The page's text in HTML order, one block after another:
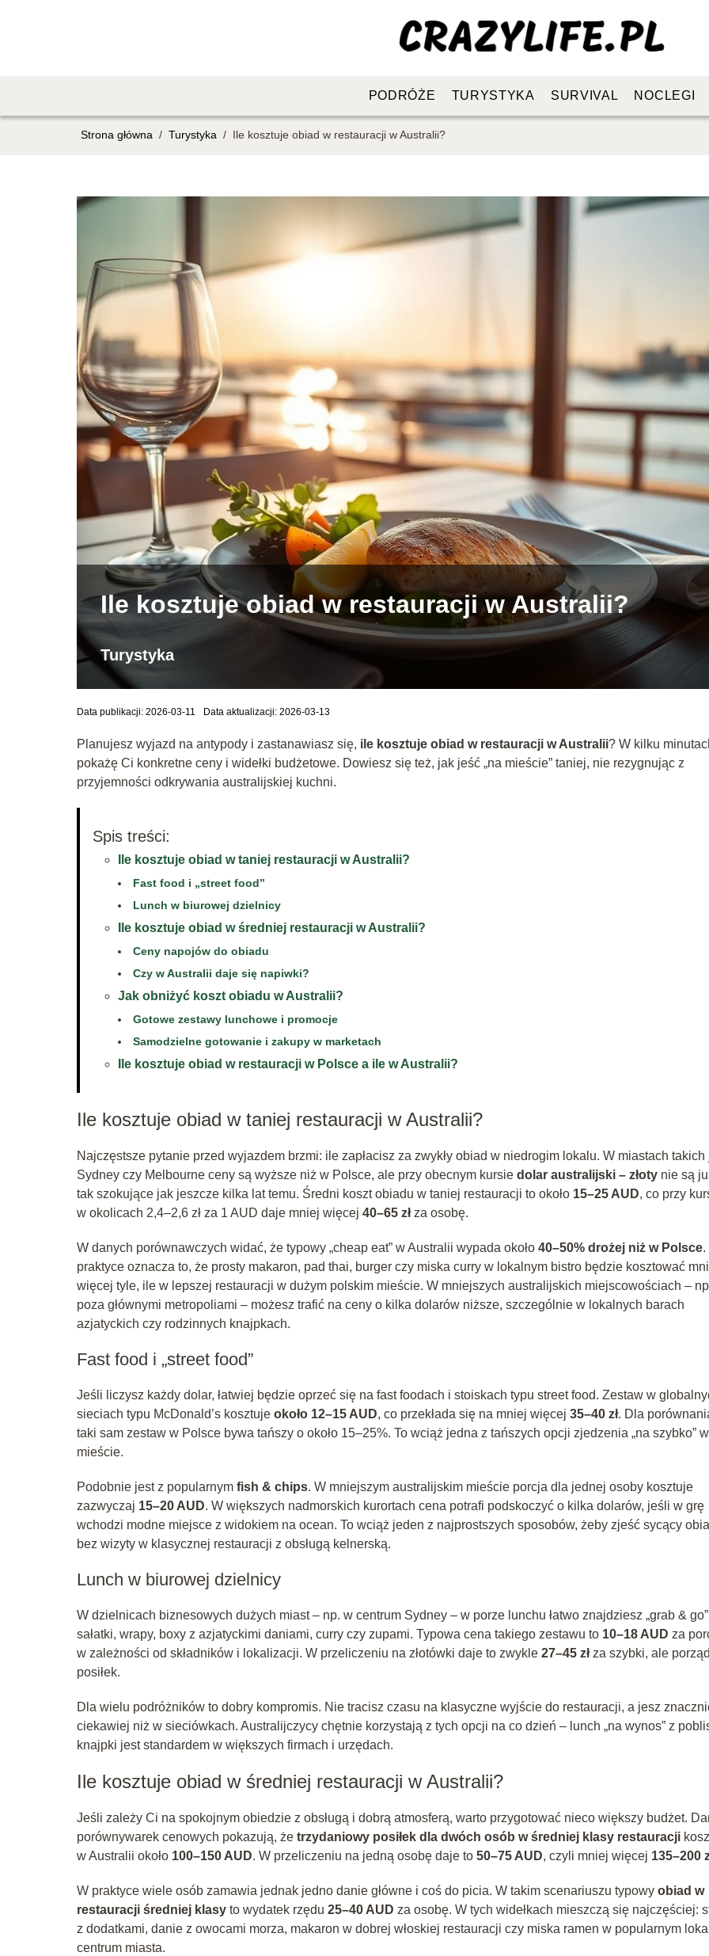
PODRÓŻE TURYSTYKA SURVIVAL NOCLEGI
Strona główna / Turystyka / Ile kosztuje obiad w restauracji w Australii?
Ile kosztuje obiad w restauracji w Australii?
Turystyka
Data publikacji: 2026-03-11 Data aktualizacji: 2026-03-13
Planujesz wyjazd na antypody i zastanawiasz się, ile kosztuje obiad w restauracji w Australii? W kilku
pokażę Ci konkretne ceny i widełki budżetowe. Dowiesz się też, jak jeść „na mieście” taniej, nie rezygnując z
przyjemności odkrywania australijskiej kuchni.
Spis treści:
Ile kosztuje obiad w taniej restauracji w Australii?
Fast food i „street food”
Lunch w biurowej dzielnicy
Ile kosztuje obiad w średniej restauracji w Australii?
Ceny napojów do obiadu
Czy w Australii daje się napiwki?
Jak obniżyć koszt obiadu w Australii?
Gotowe zestawy lunchowe i promocje
Samodzielne gotowanie i zakupy w marketach
Ile kosztuje obiad w restauracji w Polsce a ile w Australii?
Ile kosztuje obiad w taniej restauracji w Australii?
Najczęstsze pytanie przed wyjazdem brzmi: ile zapłacisz za zwykły obiad w niedrogim lokalu. W miastach takich
Sydney czy Melbourne ceny są wyższe niż w Polsce, ale przy obecnym kursie dolar australijski – złoty nie są
tak szokujące jak jeszcze kilka lat temu. Średni koszt obiadu w taniej restauracji to około 15–25 AUD, co przy
w okolicach 2,4–2,6 zł za 1 AUD daje mniej więcej 40–65 złza osobę.
W danych porównawczych widać, że typowy „cheap eat” w Australii wypada około 40–50% drożej niż w Polsce.
praktyce oznacza to, że prosty makaron, pad thai, burger czy miska curry w lokalnym bistro będzie kosztować
więcej tyle, ile w lepszej restauracji w dużym polskim mieście. W mniejszych australijskich miejscowościach –
poza głównymi metropoliami – możesz trafić na ceny o kilka dolarów niższe, szczególnie w lokalnych barach
azjatyckich czy rodzinnych knajpkach.
Fast food i „street food”
Jeśli liczysz każdy dolar, łatwiej będzie oprzeć się na fast foodach i stoiskach typu street food. Zestaw w
sieciach typu McDonald’s kosztuje około 12–15 AUD, co przekłada się na mniej więcej 35–40 zł. Dla
taki sam zestaw w Polsce bywa tańszy o około 15–25%. To wciąż jedna z tańszych opcji zjedzenia „na szybko” w
mieście.
Podobnie jest z popularnym fish & chips. W mniejszym australijskim mieście porcja dla jednej osoby kosztuje
zazwyczaj 15–20 AUD. W większych nadmorskich kurortach cena potrafi podskoczyć o kilka dolarów, jeśli w grę
wchodzi modne miejsce z widokiem na ocean. To wciąż jeden z najprostszych sposobów, żeby zjeść sycący
bez wizyty w klasycznej restauracji z obsługą kelnerską.
Lunch w biurowej dzielnicy
W dzielnicach biznesowych dużych miast – np. w centrum Sydney – w porze lunchu łatwo znajdziesz „grab &
sałatki, wrapy, boxy z azjatyckimi daniami, curry czy zupami. Typowa cena takiego zestawu to 10–18 AUD za
w zależności od składników i lokalizacji. W przeliczeniu na złotówki daje to zwykle 27–45 złza szybki, ale
posiłek.
Dla wielu podróżników to dobry kompromis. Nie tracisz czasu na klasyczne wyjście do restauracji, a jesz
ciekawiej niż w sieciówkach. Australijczycy chętnie korzystają z tych opcji na co dzień – lunch „na wynos” z
knajpki jest standardem w większych firmach i urzędach.
Ile kosztuje obiad w średniej restauracji w Australii?
Jeśli zależy Ci na spokojnym obiedzie z obsługą i dobrą atmosferą, warto przygotować nieco większy budżet.
porównywarek cenowych pokazują, że trzydaniowy posiłek dla dwóch osób w średniej klasy restauracji
w Australii około 100–150 AUD. W przeliczeniu na jedną osobę daje to 50–75 AUD, czyli mniej więcej 135–200
W praktyce wiele osób zamawia jednak jedno danie główne i coś do picia. W takim scenariuszu typowy obiad w
restauracji średniej klasy to wydatek rzędu 25–40 AUD za osobę. W tych widełkach mieszczą się najczęściej:
z dodatkami, danie z owocami morza, makaron w dobrej włoskiej restauracji czy miska ramen w popularnym
centrum miasta.